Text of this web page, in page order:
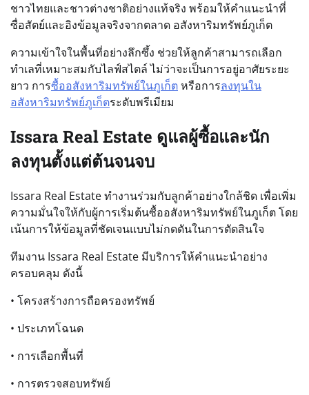
ชาวไทยและชาวต่างชาติอย่างแท้จริง พร้อมให้คำแนะนำที่
ซื่อสัตย์และอิงข้อมูลจริงจากตลาด อสังหาริมทรัพย์ภูเก็ต
ความเข้าใจในพื้นที่อย่างลึกซึ้ง ช่วยให้ลูกค้าสามารถเลือก
ทำเลที่เหมาะสมกับไลฟ์สไตล์ ไม่ว่าจะเป็นการอยู่อาศัยระยะ
ยาว การซื้ออสังหาริมทรัพย์ในภูเก็ตหรือการลงทุนใน
อสังหาริมทรัพย์ภูเก็ตระดับพรีเมียม
Issara Real Estate ดูแลผู้ซื้อและนัก
ลงทุนตั้งแต่ต้นจนจบ
Issara Real Estate ทำงานร่วมกับลูกค้าอย่างใกล้ชิด เพื่อเพิ่ม
ความมั่นใจให้กับผู้การเริ่มต้นซื้ออสังหาริมทรัพย์ในภูเก็ต โดย
เน้นการให้ข้อมูลที่ชัดเจนแบบไม่กดดันในการตัดสินใจ
ทีมงาน Issara Real Estate มีบริการให้คำแนะนำอย่าง
ครอบคลุม ดังนี้
• โครงสร้างการถือครองทรัพย์
• ประเภทโฉนด
• การเลือกพื้นที่
• การตรวจสอบทรัพย์